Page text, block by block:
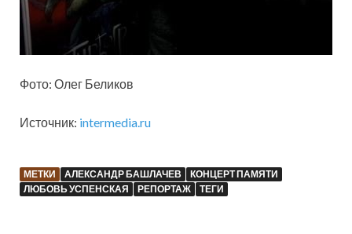
Фото: Олег Беликов
Источник: intermedia.ru
МЕТКИ АЛЕКСАНДР БАШЛАЧЕВ
КОНЦЕРТ ПАМЯТИ
ЛЮБОВЬ УСПЕНСКАЯ
РЕПОРТАЖ ТЕГИ